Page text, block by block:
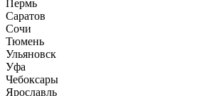
Пермь
Саратов
Сочи
Тюмень
Ульяновск
Уфа
Чебоксары
Ярославль